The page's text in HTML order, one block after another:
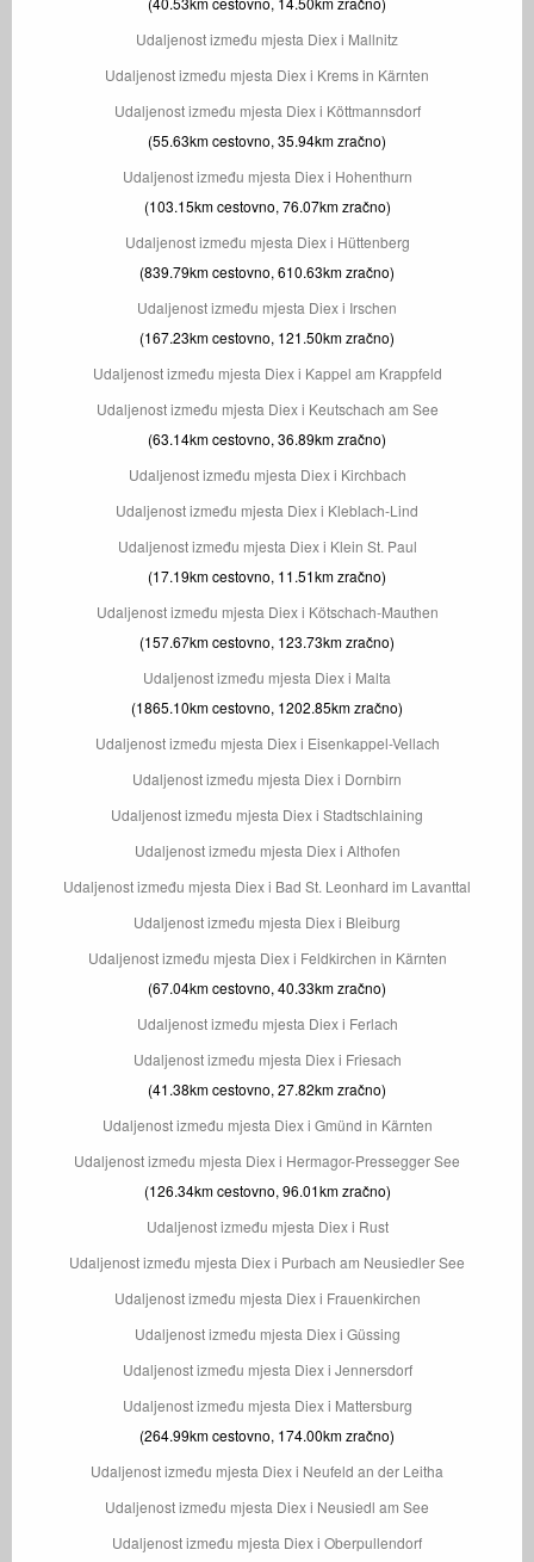
Udaljenost između mjesta Diex i Mallnitz
Udaljenost između mjesta Diex i Krems in Kärnten
Udaljenost između mjesta Diex i Köttmannsdorf
(55.63km cestovno, 35.94km zračno)
Udaljenost između mjesta Diex i Hohenthurn
(103.15km cestovno, 76.07km zračno)
Udaljenost između mjesta Diex i Hüttenberg
(839.79km cestovno, 610.63km zračno)
Udaljenost između mjesta Diex i Irschen
(167.23km cestovno, 121.50km zračno)
Udaljenost između mjesta Diex i Kappel am Krappfeld
Udaljenost između mjesta Diex i Keutschach am See
(63.14km cestovno, 36.89km zračno)
Udaljenost između mjesta Diex i Kirchbach
Udaljenost između mjesta Diex i Kleblach-Lind
Udaljenost između mjesta Diex i Klein St. Paul
(17.19km cestovno, 11.51km zračno)
Udaljenost između mjesta Diex i Kötschach-Mauthen
(157.67km cestovno, 123.73km zračno)
Udaljenost između mjesta Diex i Malta
(1865.10km cestovno, 1202.85km zračno)
Udaljenost između mjesta Diex i Eisenkappel-Vellach
Udaljenost između mjesta Diex i Dornbirn
Udaljenost između mjesta Diex i Stadtschlaining
Udaljenost između mjesta Diex i Althofen
Udaljenost između mjesta Diex i Bad St. Leonhard im Lavanttal
Udaljenost između mjesta Diex i Bleiburg
Udaljenost između mjesta Diex i Feldkirchen in Kärnten
(67.04km cestovno, 40.33km zračno)
Udaljenost između mjesta Diex i Ferlach
Udaljenost između mjesta Diex i Friesach
(41.38km cestovno, 27.82km zračno)
Udaljenost između mjesta Diex i Gmünd in Kärnten
Udaljenost između mjesta Diex i Hermagor-Pressegger See
(126.34km cestovno, 96.01km zračno)
Udaljenost između mjesta Diex i Rust
Udaljenost između mjesta Diex i Purbach am Neusiedler See
Udaljenost između mjesta Diex i Frauenkirchen
Udaljenost između mjesta Diex i Güssing
Udaljenost između mjesta Diex i Jennersdorf
Udaljenost između mjesta Diex i Mattersburg
(264.99km cestovno, 174.00km zračno)
Udaljenost između mjesta Diex i Neufeld an der Leitha
Udaljenost između mjesta Diex i Neusiedl am See
Udaljenost između mjesta Diex i Oberpullendorf